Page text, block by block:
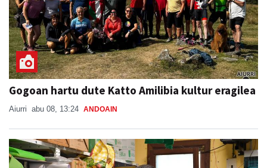
Gogoan hartu dute Katto Amilibia kultur eragilea
Aiurri abu 08, 13:24 ANDOAIN